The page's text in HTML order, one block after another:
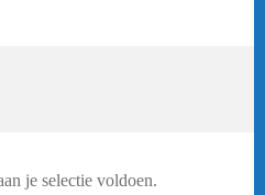
je selectie voldoen.